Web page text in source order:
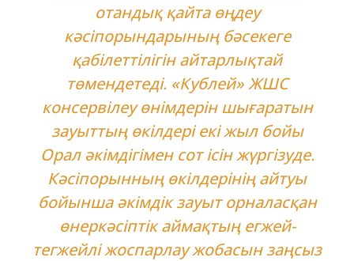
отандық қайта өңдеу
кәсіпорындарының бәсекеге
қабілеттілігін айтарлықтай
төмендетеді. «Кублей» ЖШС
консервілеу өнімдерін шығаратын
зауыттың өкілдері екі жыл бойы
Орал әкімдігімен сот ісін жүргізуде.
Кәсіпорынның өкілдерінің айтуы
бойынша әкімдік зауыт орналасқан
өнеркәсіптік аймақтың егжей-
тегжейлі жоспарлау жобасын заңсыз